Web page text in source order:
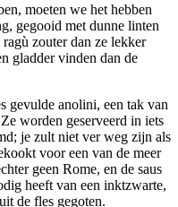
moeten we het hebben
gegooid met dunne linten
zouter dan ze lekker
gladder vinden dan de
gevulde anolini, een tak van
worden geserveerd in iets
je zult niet ver weg zijn als
voor een van de meer
geen Rome, en de saus
heeft van een inktzwarte,
de fles gegoten.